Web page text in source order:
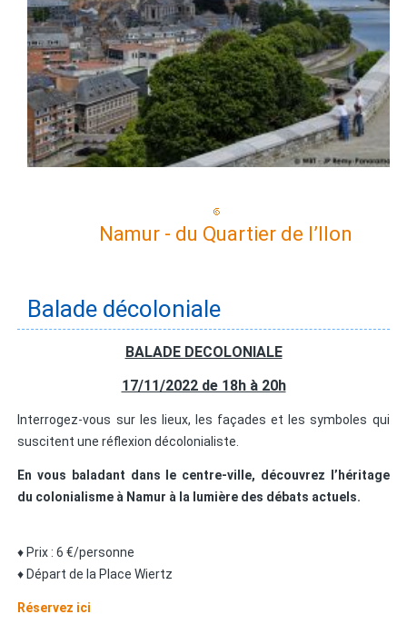
Namur - du Quartier de l’Ilon
Balade décoloniale
BALADE DECOLONIALE
17/11/2022 de 18h à 20h
Interrogez-vous sur les lieux, les façades et les symboles qui
suscitent une réflexion décolonialiste.
En vous baladant dans le centre-ville, découvrez l’héritage
du colonialisme à Namur à la lumière des débats actuels.
♦ Prix : 6 €/personne
♦ Départ de la Place Wiertz
Réservez ici